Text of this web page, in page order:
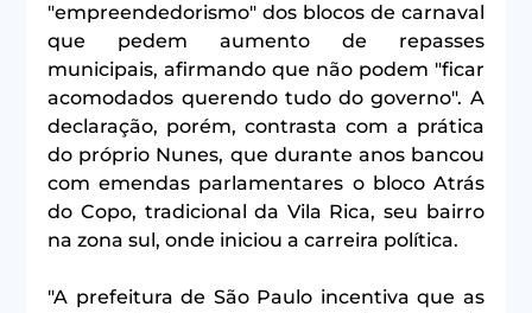
"empreendedorismo" dos blocos de carnaval
que pedem aumento de repasses
municipais, afirmando que não podem "ficar
acomodados querendo tudo do governo". A
declaração, porém, contrasta com a prática
do próprio Nunes, que durante anos bancou
com emendas parlamentares o bloco Atrás
do Copo, tradicional da Vila Rica, seu bairro
na zona sul, onde iniciou a carreira política.
"A prefeitura de São Paulo incentiva que as